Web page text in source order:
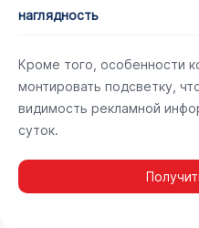
наглядность
Кроме того, особенности
монтировать подсветку,
видимость рекламной
суток.